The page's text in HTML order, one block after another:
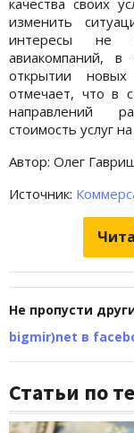
изменить
интересы не
авиакомпаний,
открытии
отмечает, что в
направлений
стоимость услуг
Автор: Олег
Источник:
Не пропусти
bigmir)net в
Статьи по